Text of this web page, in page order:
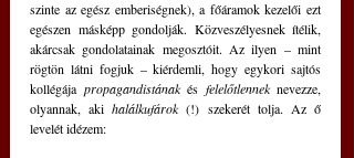
szinte az egész emberiségnek), a főáramok kezelői ezt
egészen másképp gondolják. Közveszélyesnek ítélik,
akárcsak gondolatainak megosztóit. Az ilyen – mint
rögtön látni fogjuk – kiérdemli, hogy egykori sajtós
kollégája propagandistának és felelőtlennek nevezze,
olyannak, aki halálkufárok (!) szekerét tolja. Az ő
levelét idézem: